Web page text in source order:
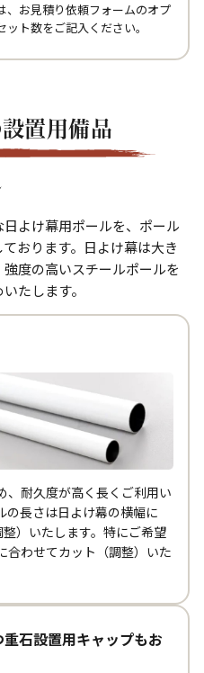
、お見積り依頼フォームのオプ
ト数をご記入ください。
置用備品
よけ幕用ポールを、ポール
おります。日よけ幕は大き
度の高いスチールポールを
たします。
、耐久度が高く長くご利用い
の長さは日よけ幕の横幅に
）いたします。特にご希望
合わせてカット（調整）いた
石設置用キャップもお